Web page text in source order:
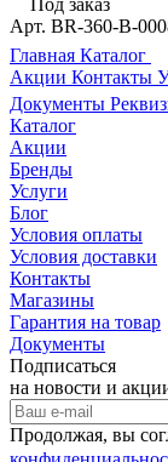
Арт. BR-360-B-
Главная Каталог
Акции Контакты
Документы
Каталог
Акции
Бренды
Услуги
Блог
Условия оплаты
Условия доставки
Контакты
Магазины
Гарантия на товар
Документы
Подписаться
на новости и
Продолжая, вы